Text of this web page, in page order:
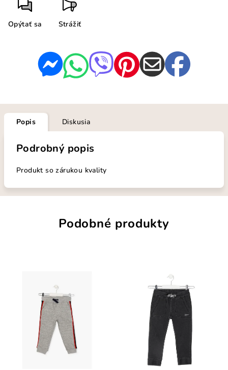
Opýtať sa Strážiť
Popis Diskusia
Podrobný popis
Produkt so zárukou kvality
Podobné produkty